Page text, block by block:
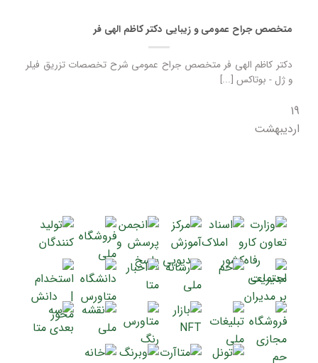
متخصص جراح عمومی و زیبایی دکتر کاظم الهی فر
دکتر کاظم الهی فر متخصص جراح عمومی شرح تخصصات تزریق فیلر
و ژل - بوتاکس [...]
19
اردیبهشت